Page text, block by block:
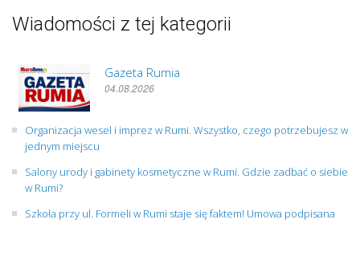
Wiadomości z tej kategorii
Gazeta Rumia
04.08.2026
Organizacja wesel i imprez w Rumi. Wszystko, czego potrzebujesz w
jednym miejscu
Salony urody i gabinety kosmetyczne w Rumi. Gdzie zadbać o siebie
w Rumi?
Szkoła przy ul. Formeli w Rumi staje się faktem! Umowa podpisana